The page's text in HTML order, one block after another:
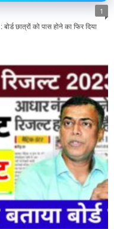
1
छात्रों को पास होने का फिर दिया